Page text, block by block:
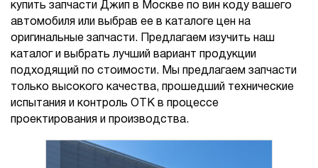
купить запчасти Джип в Москве по вин коду вашего
автомобиля или выбрав ее в каталоге цен на
оригинальные запчасти. Предлагаем изучить наш
каталог и выбрать лучший вариант продукции
подходящий по стоимости. Мы предлагаем запчасти
только высокого качества, прошедший технические
испытания и контроль ОТК в процессе
проектирования и производства.